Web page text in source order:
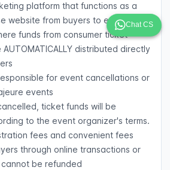
platform that functions as a
website from buyers to event
funds from consumer ticket
distributed directly
for event cancellations or
events
ticket funds will be
to the event organizer's terms.
fees and convenient fees
through online transactions or
be refunded
Chat CS